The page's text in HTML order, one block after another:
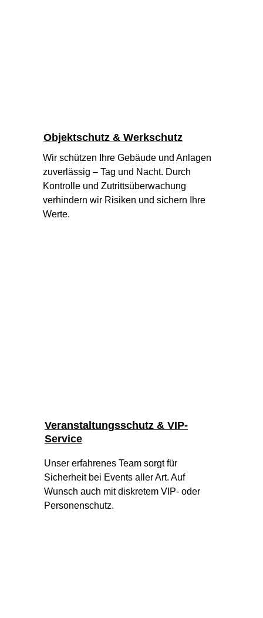
Objektschutz & Werkschutz
Wir schützen Ihre Gebäude und Anlagen
zuverlässig – Tag und Nacht. Durch
Kontrolle und Zutrittsüberwachung
verhindern wir Risiken und sichern Ihre
Werte.
Veranstaltungsschutz & VIP-
Service
Unser erfahrenes Team sorgt für
Sicherheit bei Events aller Art. Auf
Wunsch auch mit diskretem VIP- oder
Personenschutz.